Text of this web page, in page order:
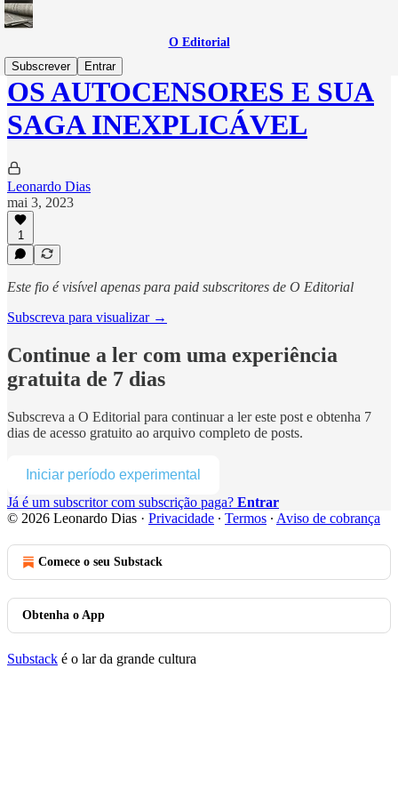
O Editorial
Subscrever
Entrar
OS AUTOCENSORES E SUA
SAGA INEXPLICÁVEL
Leonardo Dias
mai 3, 2023
1
Este fio é visível apenas para paid subscritores de O Editorial
Subscreva para visualizar →
Continue a ler com uma experiência
gratuita de 7 dias
Subscreva a O Editorial para continuar a ler este post e obtenha 7
dias de acesso gratuito ao arquivo completo de posts.
Iniciar período experimental
Já é um subscritor com subscrição paga? Entrar
© 2026 Leonardo Dias · Privacidade ∙ Termos ∙ Aviso de cobrança
Comece o seu Substack
Obtenha o App
Substack é o lar da grande cultura